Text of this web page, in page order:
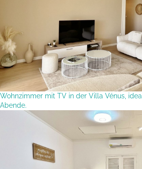
Wohnzimmer mit TV in der Villa Vénus,
Abende.